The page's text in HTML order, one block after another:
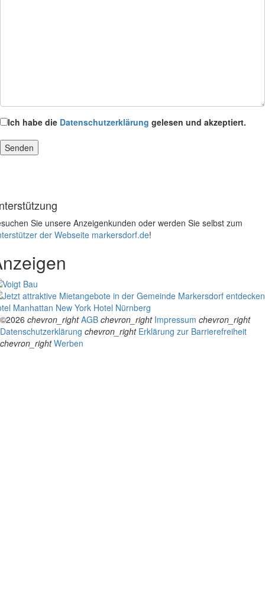
Ich habe die Datenschutzerklärung gelesen und akzeptiert.
Sie unsere Anzeigenkunden oder werden Sie selbst zum
der Webseite markersdorf.de!
Manhattan New York Hotel Nürnberg
©2026 chevron_right AGB chevron_right Impressum chevron_right
Datenschutzerklärung chevron_right Erklärung zur Barrierefreiheit
chevron_right Werben